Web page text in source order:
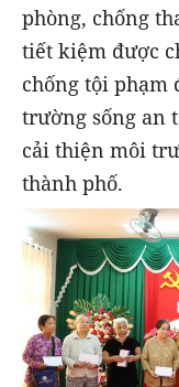
phòng, chống
tiết kiệm được
chống tội phạm
trường sống an
cải thiện môi
thành phố.